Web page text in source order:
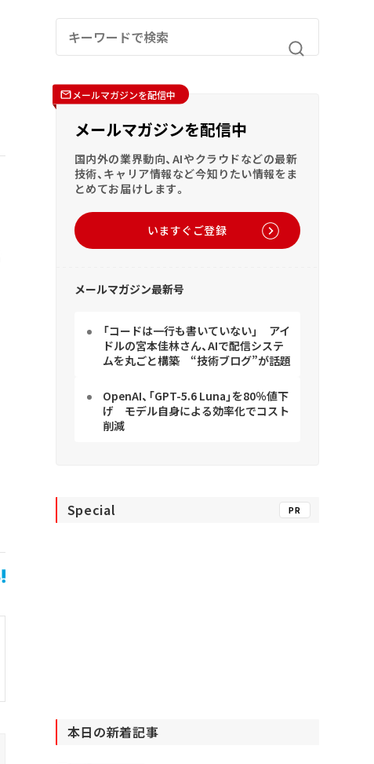
メールマガジンを配信中
メールマガジンを配信中
国内外の業界動向、AIやクラウドなどの最新
技術、キャリア情報など今知りたい情報をま
とめてお届けします。
いますぐご登録
メールマガジン最新号
「コードは一行も書いていない」 アイ
ドルの宮本佳林さん、AIで配信システ
ムを丸ごと構築 “技術ブログ”が話題
OpenAI、「GPT-5.6 Luna」を80％値下
げ モデル自身による効率化でコスト
削減
Special PR
本日の新着記事